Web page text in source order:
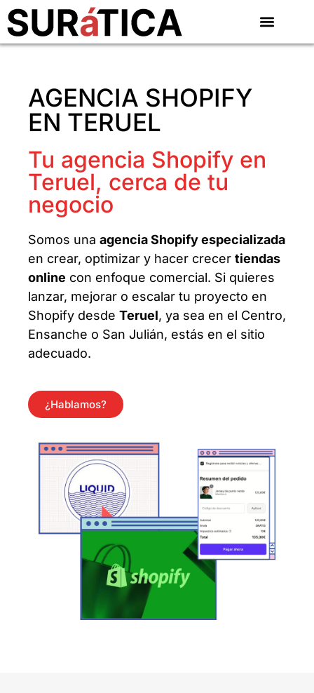
AGENCIA SHOPIFY
EN TERUEL
Tu agencia Shopify en
Teruel, cerca de tu
negocio
Somos una agencia Shopify especializada
en crear, optimizar y hacer crecer tiendas
online con enfoque comercial. Si quieres
lanzar, mejorar o escalar tu proyecto en
Shopify desde Teruel, ya sea en el Centro,
Ensanche o San Julián, estás en el sitio
adecuado.
¿Hablamos?